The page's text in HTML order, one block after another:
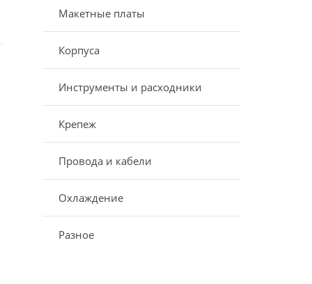
Макетные платы
Корпуса
Инструменты и расходники
Крепеж
Провода и кабели
Охлаждение
Разное